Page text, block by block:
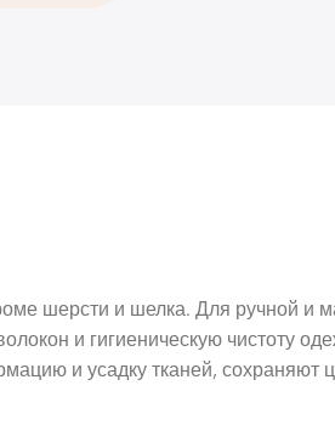
шерсти и шелка. Для ручной и
и гигиеническую чистоту
и усадку тканей, сохраняют